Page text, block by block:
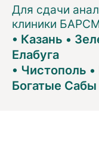
Для сдачи
клиники
• Казань •
Елабуга
• Чистополь •
Богатые Сабы